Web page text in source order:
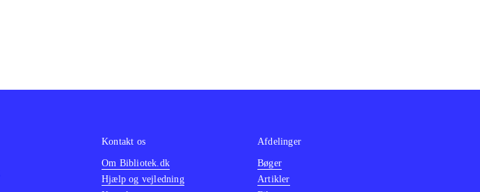
Kontakt os
Om Bibliotek.dk
Hjælp og vejledning
Afdelinger
Bøger
Artikler